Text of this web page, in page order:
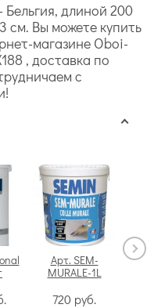
Бельгия, длиной 200
cм. Вы можете купить
магазине Oboi-
, доставка по
с
Арт. SEM-
MURALE-1L
720 руб.